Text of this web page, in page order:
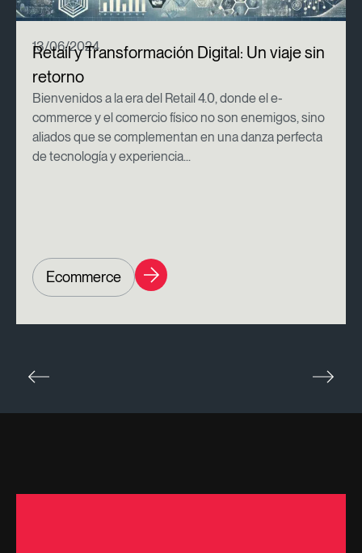
13/06/2024
Retail y Transformación Digital: Un viaje sin
retorno
Bienvenidos a la era del Retail 4.0, donde el e-
commerce y el comercio físico no son enemigos, sino
aliados que se complementan en una danza perfecta
de tecnología y experiencia...
Ecommerce